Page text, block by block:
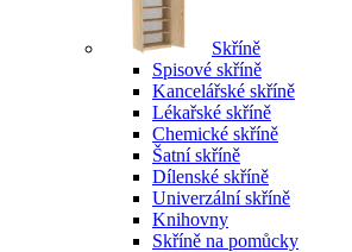
Skříně
Spisové skříně
Kancelářské skříně
Lékařské skříně
Chemické skříně
Šatní skříně
Dílenské skříně
Univerzální skříně
Knihovny
Skříně na pomůcky